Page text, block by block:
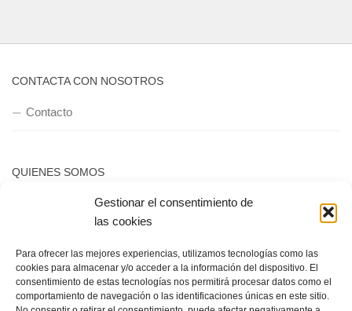
Gestionar el consentimiento de
las cookies
Para ofrecer las mejores experiencias, utilizamos tecnologías como las
cookies para almacenar y/o acceder a la información del dispositivo. El
consentimiento de estas tecnologías nos permitirá procesar datos como el
comportamiento de navegación o las identificaciones únicas en este sitio.
CONTACTA CON NOSOTROS
Contacto
QUIENES SOMOS
Quienes somos
POLÍTICA DE PRIVACIDAD
Política de privacidad